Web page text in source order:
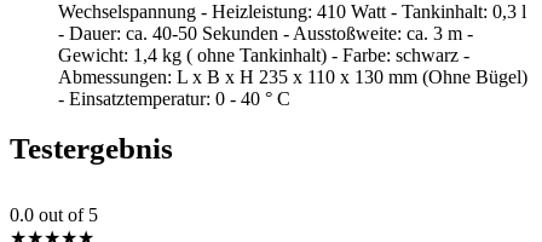
Wechselspannung - Heizleistung: 410 Watt - Tankinhalt: 0,3 l
- Dauer: ca. 40-50 Sekunden - Ausstoßweite: ca. 3 m -
Gewicht: 1,4 kg ( ohne Tankinhalt) - Farbe: schwarz -
Abmessungen: L x B x H 235 x 110 x 130 mm (Ohne Bügel)
- Einsatztemperatur: 0 - 40 ° C
Testergebnis
0.0 out of 5
★★★★★